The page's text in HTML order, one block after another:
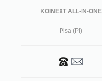
KOINEXT ALL-IN-ONE
Pisa (PI)